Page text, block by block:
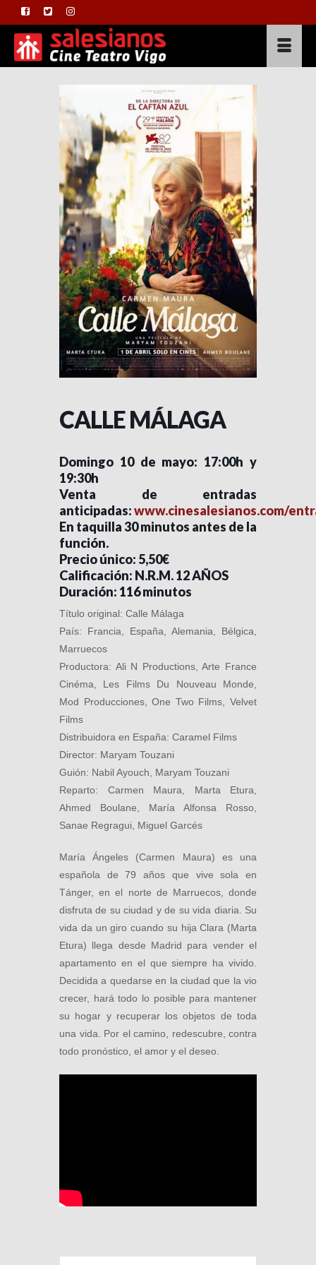
CALLE MÁLAGA
Domingo 10 de mayo: 17:00h y
19:30h
Venta de entradas
anticipadas:www.cinesalesianos.com/
En taquilla 30 minutos antes de la
función.
Precio único: 5,50€
Calificación: N.R.M. 12 AÑOS
Duración: 116 minutos
Título original: Calle Málaga
País: Francia, España, Alemania, Bélgica,
Marruecos
Productora: Ali N Productions, Arte France
Cinéma, Les Films Du Nouveau Monde,
Mod Producciones, One Two Films, Velvet
Films
Distribuidora en España: Caramel Films
Director: Maryam Touzani
Guión: Nabil Ayouch, Maryam Touzani
Reparto: Carmen Maura, Marta Etura,
Ahmed Boulane, María Alfonsa Rosso,
Sanae Regragui, Miguel Garcés
María Ángeles (Carmen Maura) es una
española de 79 años que vive sola en
Tánger, en el norte de Marruecos, donde
disfruta de su ciudad y de su vida diaria. Su
vida da un giro cuando su hija Clara (Marta
Etura) llega desde Madrid para vender el
apartamento en el que siempre ha vivido.
Decidida a quedarse en la ciudad que la vio
crecer, hará todo lo posible para mantener
su hogar y recuperar los objetos de toda
una vida. Por el camino, redescubre, contra
todo pronóstico, el amor y el deseo.